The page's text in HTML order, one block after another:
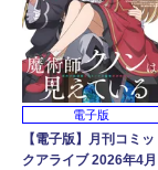
電子版
【電子版】月刊コミッ
クアライブ 2026年4月